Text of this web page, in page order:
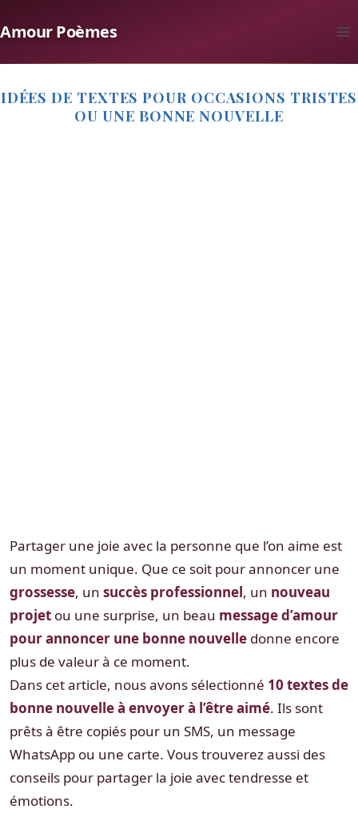
au
Amour Poèmes
IDÉES DE TEXTES POUR OCCASIONS TRISTES
OU UNE BONNE NOUVELLE
Partager une joie avec la personne que l’on aime est
un moment unique. Que ce soit pour annoncer une
grossesse, un succès professionnel, un nouveau
projet ou une surprise, un beau message d’amour
pour annoncer une bonne nouvelle donne encore
plus de valeur à ce moment.
Dans cet article, nous avons sélectionné 10 textes de
bonne nouvelle à envoyer à l’être aimé. Ils sont
prêts à être copiés pour un SMS, un message
WhatsApp ou une carte. Vous trouverez aussi des
conseils pour partager la joie avec tendresse et
émotions.